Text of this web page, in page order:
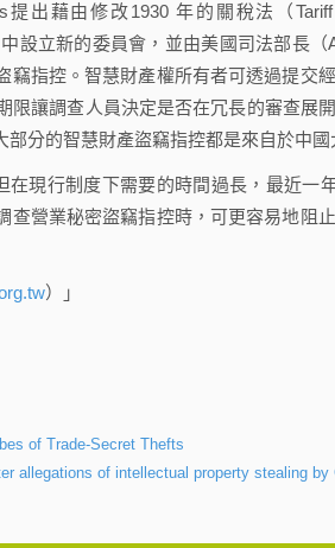
出藉由修改1930 年的關稅法（
中設立新的委員會，並由美國司法部長
竊指控。智慧財產權所有者可透過提交
限讓調查人員決定是否在冗長的審查展
分的智慧財產盜竊指控都是來自於中國
現行制度下需要的時間過長，最近一
查營業秘密盜竊指控時，可更容易地阻
）」
of Trade-Secret Thefts
allegations of intellectual property stealing by